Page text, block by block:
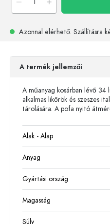
Azonnal elérhető. Szállításra
A termék jellemzői
A műanyag kosárban lévő 34
alkalmas likőrök és szeszes
tárolására. A pofa nyitó
Alak - Alap
Anyag
Gyártási ország
Magasság
Súly